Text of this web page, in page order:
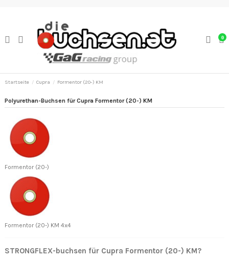
0
Startseite Cupra Formentor (20-) KM
Polyurethan-Buchsen für Cupra Formentor (20-) KM
Formentor (20-)
Formentor (20-) KM 4x4
STRONGFLEX-buchsen für Cupra Formentor (20-) KM?